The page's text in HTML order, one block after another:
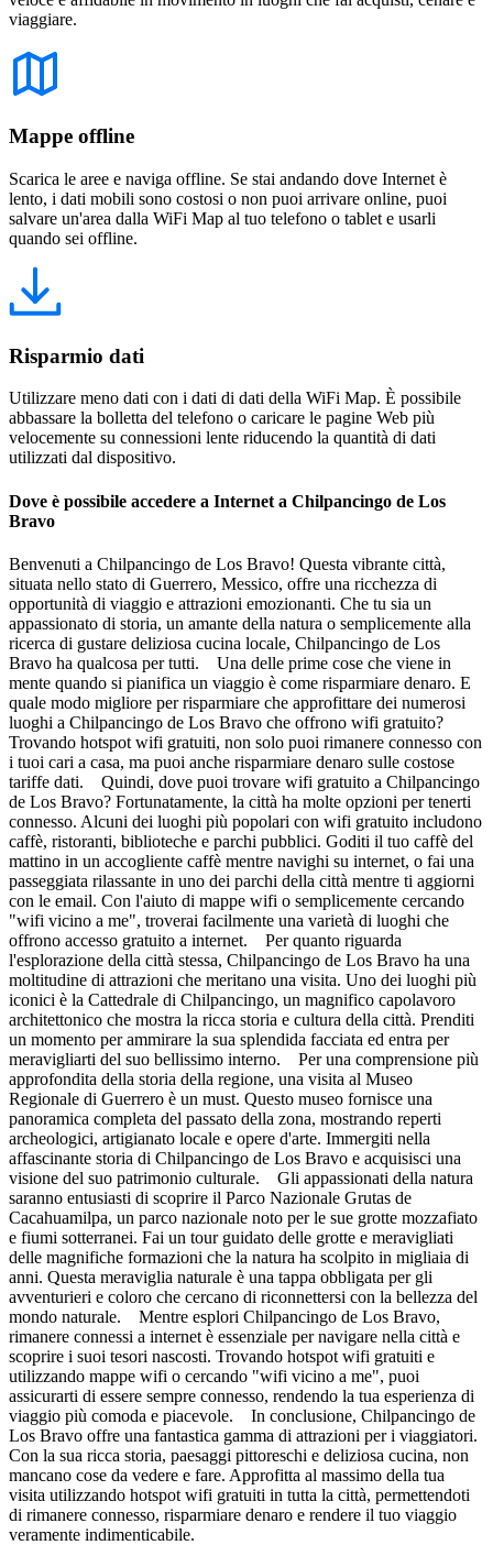
viaggiare.
Mappe offline
Scarica le aree e naviga offline. Se stai andando dove Internet è
lento, i dati mobili sono costosi o non puoi arrivare online, puoi
salvare un'area dalla WiFi Map al tuo telefono o tablet e usarli
quando sei offline.
Risparmio dati
Utilizzare meno dati con i dati di dati della WiFi Map. È possibile
abbassare la bolletta del telefono o caricare le pagine Web più
velocemente su connessioni lente riducendo la quantità di dati
utilizzati dal dispositivo.
Dove è possibile accedere a Internet a Chilpancingo de Los
Bravo
Benvenuti a Chilpancingo de Los Bravo! Questa vibrante città,
situata nello stato di Guerrero, Messico, offre una ricchezza di
opportunità di viaggio e attrazioni emozionanti. Che tu sia un
appassionato di storia, un amante della natura o semplicemente alla
ricerca di gustare deliziosa cucina locale, Chilpancingo de Los
Bravo ha qualcosa per tutti. Una delle prime cose che viene in
mente quando si pianifica un viaggio è come risparmiare denaro. E
quale modo migliore per risparmiare che approfittare dei numerosi
luoghi a Chilpancingo de Los Bravo che offrono wifi gratuito?
Trovando hotspot wifi gratuiti, non solo puoi rimanere connesso con
i tuoi cari a casa, ma puoi anche risparmiare denaro sulle costose
tariffe dati. Quindi, dove puoi trovare wifi gratuito a Chilpancingo
de Los Bravo? Fortunatamente, la città ha molte opzioni per tenerti
connesso. Alcuni dei luoghi più popolari con wifi gratuito includono
caffè, ristoranti, biblioteche e parchi pubblici. Goditi il tuo caffè del
mattino in un accogliente caffè mentre navighi su internet, o fai una
passeggiata rilassante in uno dei parchi della città mentre ti aggiorni
con le email. Con l'aiuto di mappe wifi o semplicemente cercando
"wifi vicino a me", troverai facilmente una varietà di luoghi che
offrono accesso gratuito a internet. Per quanto riguarda
l'esplorazione della città stessa, Chilpancingo de Los Bravo ha una
moltitudine di attrazioni che meritano una visita. Uno dei luoghi più
iconici è la Cattedrale di Chilpancingo, un magnifico capolavoro
architettonico che mostra la ricca storia e cultura della città. Prenditi
un momento per ammirare la sua splendida facciata ed entra per
meravigliarti del suo bellissimo interno. Per una comprensione più
approfondita della storia della regione, una visita al Museo
Regionale di Guerrero è un must. Questo museo fornisce una
panoramica completa del passato della zona, mostrando reperti
archeologici, artigianato locale e opere d'arte. Immergiti nella
affascinante storia di Chilpancingo de Los Bravo e acquisisci una
visione del suo patrimonio culturale. Gli appassionati della natura
saranno entusiasti di scoprire il Parco Nazionale Grutas de
Cacahuamilpa, un parco nazionale noto per le sue grotte mozzafiato
e fiumi sotterranei. Fai un tour guidato delle grotte e meravigliati
delle magnifiche formazioni che la natura ha scolpito in migliaia di
anni. Questa meraviglia naturale è una tappa obbligata per gli
avventurieri e coloro che cercano di riconnettersi con la bellezza del
mondo naturale. Mentre esplori Chilpancingo de Los Bravo,
rimanere connessi a internet è essenziale per navigare nella città e
scoprire i suoi tesori nascosti. Trovando hotspot wifi gratuiti e
utilizzando mappe wifi o cercando "wifi vicino a me", puoi
assicurarti di essere sempre connesso, rendendo la tua esperienza di
viaggio più comoda e piacevole. In conclusione, Chilpancingo de
Los Bravo offre una fantastica gamma di attrazioni per i viaggiatori.
Con la sua ricca storia, paesaggi pittoreschi e deliziosa cucina, non
mancano cose da vedere e fare. Approfitta al massimo della tua
visita utilizzando hotspot wifi gratuiti in tutta la città, permettendoti
di rimanere connesso, risparmiare denaro e rendere il tuo viaggio
veramente indimenticabile.